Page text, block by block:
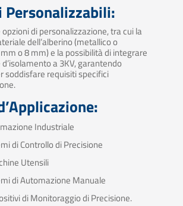
Personalizzabili:
opzioni di personalizzazione, tra cui la
dell’alberino (metallico o
o 8 mm) e la possibilità di integrare
a 3KV, garantendo
soddisfare requisiti specifici
Industriale
di Controllo di Precisione
Utensili
di Automazione Manuale
di Monitoraggio di Precisione.